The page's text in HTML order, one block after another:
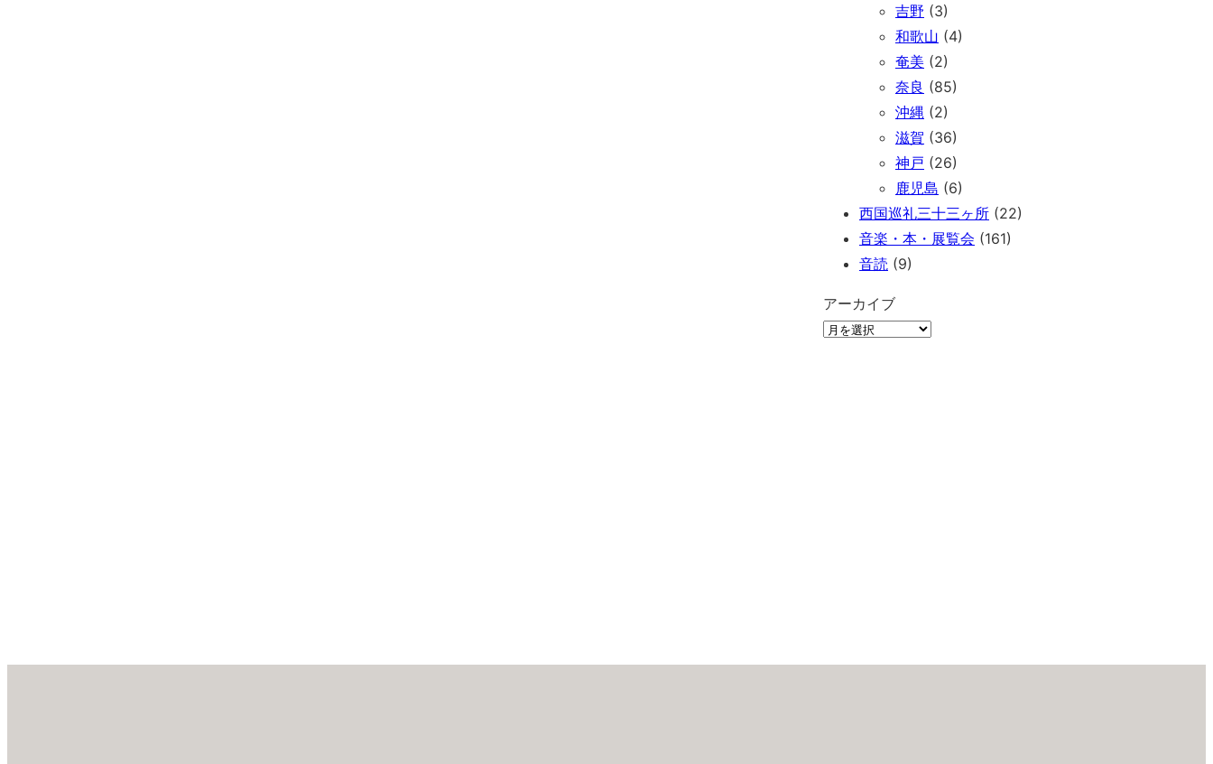
吉野 (3)
和歌山 (4)
奄美 (2)
奈良 (85)
沖縄 (2)
滋賀 (36)
神戸 (26)
鹿児島 (6)
西国巡礼三十三ヶ所 (22)
音楽・本・展覧会 (161)
音読 (9)
アーカイブ